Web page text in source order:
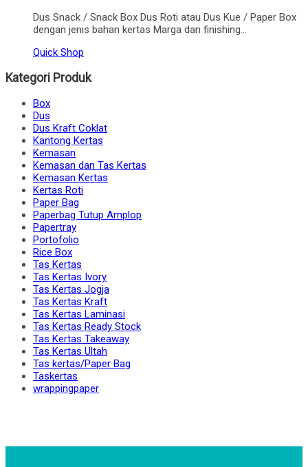
Dus Snack / Snack Box Dus Roti atau Dus Kue / Paper Box
dengan jenis bahan kertas Marga dan finishing…
Quick Shop
Kategori Produk
Box
Dus
Dus Kraft Coklat
Kantong Kertas
Kemasan
Kemasan dan Tas Kertas
Kemasan Kertas
Kertas Roti
Paper Bag
Paperbag Tutup Amplop
Papertray
Portofolio
Rice Box
Tas Kertas
Tas Kertas Ivory
Tas Kertas Jogja
Tas Kertas Kraft
Tas Kertas Laminasi
Tas Kertas Ready Stock
Tas Kertas Takeaway
Tas Kertas Ultah
Tas kertas/Paper Bag
Taskertas
wrappingpaper